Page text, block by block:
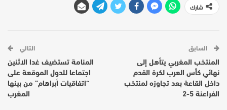
شارك
السابق
المنتخب المغربي يتأهل إلى
نهائي كأس العرب لكرة القدم
داخل القاعة بعد تجاوزه لمنتخب
الفراعنة 5-2
التالي
المنامة تستضيف غدا الاثنين
اجتماعا للدول الموقعة على
“اتفاقيات أبراهام” من بينها
المغرب